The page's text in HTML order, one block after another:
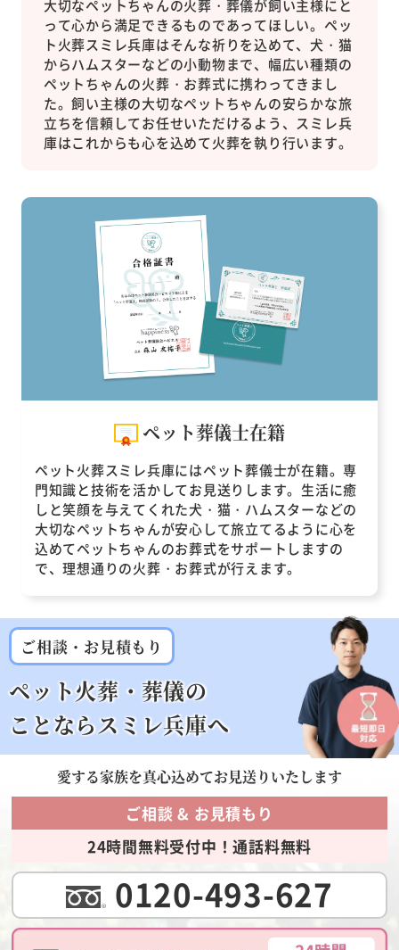
大切なペットちゃんの火葬・葬儀が飼い主様にと
って心から満足できるものであってほしい。ペッ
ト火葬スミレ兵庫はそんな祈りを込めて、犬・猫
からハムスターなどの小動物まで、幅広い種類の
ペットちゃんの火葬・お葬式に携わってきまし
た。飼い主様の大切なペットちゃんの安らかな旅
立ちを信頼してお任せいただけるよう、スミレ兵
庫はこれからも心を込めて火葬を執り行います。
ペット葬儀士在籍
ペット火葬スミレ兵庫にはペット葬儀士が在籍。専
門知識と技術を活かしてお見送りします。生活に癒
しと笑顔を与えてくれた犬・猫・ハムスターなどの
大切なペットちゃんが安心して旅立てるように心を
込めてペットちゃんのお葬式をサポートしますの
で、理想通りの火葬・お葬式が行えます。
ご相談・お見積もり
ペット火葬・葬儀の
ことならスミレ兵庫へ
愛する家族を真心込めてお見送りいたします
ご相談 & お見積もり
24時間無料受付中！通話料無料
0120-493-627